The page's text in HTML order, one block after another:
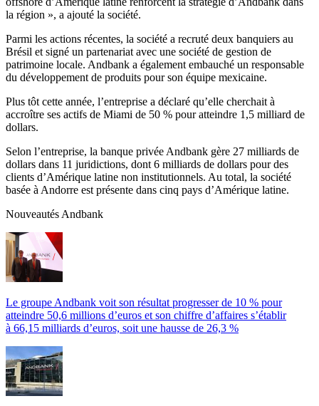
la région », a ajouté la société.
Parmi les actions récentes, la société a recruté deux banquiers au
Brésil et signé un partenariat avec une société de gestion de
patrimoine locale. Andbank a également embauché un responsable
du développement de produits pour son équipe mexicaine.
Plus tôt cette année, l’entreprise a déclaré qu’elle cherchait à
accroître ses actifs de Miami de 50 % pour atteindre 1,5 milliard de
dollars.
Selon l’entreprise, la banque privée Andbank gère 27 milliards de
dollars dans 11 juridictions, dont 6 milliards de dollars pour des
clients d’Amérique latine non institutionnels. Au total, la société
basée à Andorre est présente dans cinq pays d’Amérique latine.
Nouveautés Andbank
Le groupe Andbank voit son résultat progresser de 10 % pour
atteindre 50,6 millions d’euros et son chiffre d’affaires s’établir
à 66,15 milliards d’euros, soit une hausse de 26,3 %